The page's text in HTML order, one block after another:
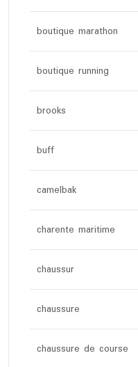
boutique marathon
boutique running
brooks
buff
camelbak
charente maritime
chaussur
chaussure
chaussure de course